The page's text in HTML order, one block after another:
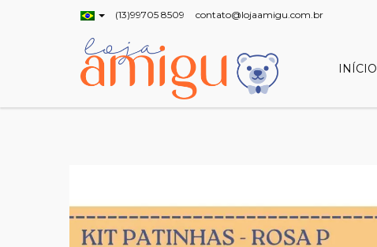
(13)99705 8509 contato@lojaamigu.com.br
INÍCIO